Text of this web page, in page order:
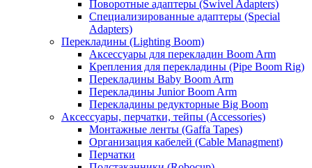
Поворотные адаптеры (Swivel Adapters)
Специализированные адаптеры (Special
Adapters)
Перекладины (Lighting Boom)
Аксессуары для перекладин Boom Arm
Крепления для перекладины (Pipe Boom Rig)
Перекладины Baby Boom Arm
Перекладины Junior Boom Arm
Перекладины редукторные Big Boom
Аксессуары, перчатки, тейпы (Accessories)
Монтажные ленты (Gaffa Tapes)
Организация кабелей (Cable Managment)
Перчатки